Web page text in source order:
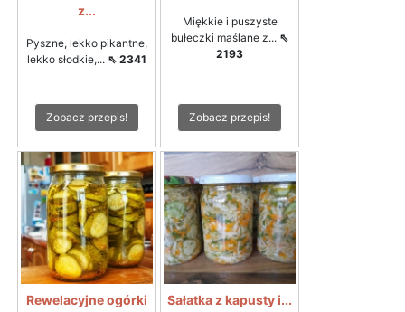
z...
Pyszne, lekko pikantne,
lekko słodkie,... ⇖ 2341
Zobacz przepis!
Miękkie i puszyste
bułeczki maślane z... ⇖
2193
Zobacz przepis!
Rewelacyjne ogórki
Sałatka z kapusty i...